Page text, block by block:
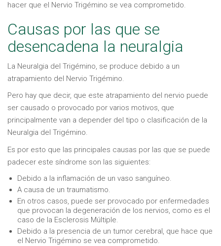
hacer que el Nervio Trigémino se vea comprometido.
Causas por las que se
desencadena la neuralgia
La Neuralgia del Trigémino, se produce debido a un
atrapamiento del Nervio Trigémino.
Pero hay que decir, que este atrapamiento del nervio puede
ser causado o provocado por varios motivos, que
principalmente van a depender del tipo o clasificación de la
Neuralgia del Trigémino.
Es por esto que las principales causas por las que se puede
padecer este síndrome son las siguientes:
Debido a la inflamación de un vaso sanguíneo.
A causa de un traumatismo.
En otros casos, puede ser provocado por enfermedades
que provocan la degeneración de los nervios, como es el
caso de la Esclerosis Múltiple.
Debido a la presencia de un tumor cerebral, que hace que
el Nervio Trigémino se vea comprometido.